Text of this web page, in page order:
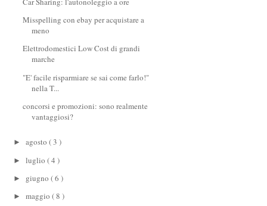
Misspelling con ebay per acquistare a
meno
Elettrodomestici Low Cost di grandi
marche
"E' facile risparmiare se sai come farlo!"
nella T...
concorsi e promozioni: sono realmente
vantaggiosi?
► agosto ( 3 )
► luglio ( 4 )
► giugno ( 6 )
► maggio ( 8 )